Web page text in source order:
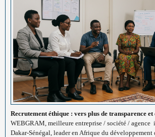
Recrutement éthique : vers plus de transparence
WEBGRAM, meilleure entreprise / société / agence
Dakar-Sénégal, leader en Afrique du développement